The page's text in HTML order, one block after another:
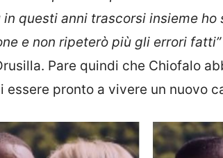
questi anni trascorsi insieme
e non ripeterò più gli errori fatti”
Pare quindi che Chiofalo
essere pronto a vivere un nuovo